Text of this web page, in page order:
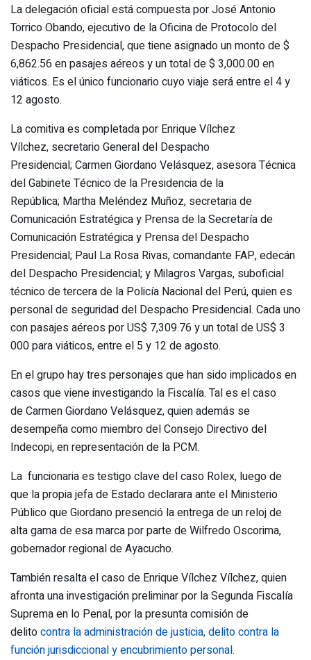
La delegación oficial está compuesta por José Antonio
Torrico Obando, ejecutivo de la Oficina de Protocolo del
Despacho Presidencial, que tiene asignado un monto de $
6,862.56 en pasajes aéreos y un total de $ 3,000.00 en
viáticos. Es el único funcionario cuyo viaje será entre el 4 y
12 agosto.
La comitiva es completada por Enrique Vílchez
Vílchez, secretario General del Despacho
Presidencial; Carmen Giordano Velásquez, asesora Técnica
del Gabinete Técnico de la Presidencia de la
República; Martha Meléndez Muñoz, secretaria de
Comunicación Estratégica y Prensa de la Secretaría de
Comunicación Estratégica y Prensa del Despacho
Presidencial; Paul La Rosa Rivas, comandante FAP, edecán
del Despacho Presidencial; y Milagros Vargas, suboficial
técnico de tercera de la Policía Nacional del Perú, quien es
personal de seguridad del Despacho Presidencial. Cada uno
con pasajes aéreos por US$ 7,309.76 y un total de US$ 3
000 para viáticos, entre el 5 y 12 de agosto.
En el grupo hay tres personajes que han sido implicados en
casos que viene investigando la Fiscalía. Tal es el caso
de Carmen Giordano Velásquez, quien además se
desempeña como miembro del Consejo Directivo del
Indecopi, en representación de la PCM.
La funcionaria es testigo clave del caso Rolex, luego de
que la propia jefa de Estado declarara ante el Ministerio
Público que Giordano presenció la entrega de un reloj de
alta gama de esa marca por parte de Wilfredo Oscorima,
gobernador regional de Ayacucho.
También resalta el caso de Enrique Vílchez Vílchez, quien
afronta una investigación preliminar por la Segunda Fiscalía
Suprema en lo Penal, por la presunta comisión de
delitocontra la administración de justicia, delito contra la
función jurisdiccional y encubrimiento personal.